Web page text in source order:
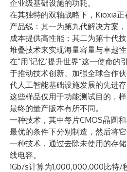
企业级基础设施的功耗。
在其独特的双轴战略下，Kioxia
产品线：其一为第九代解决方案
成本提供高性能；其二为第十代
堆叠技术来实现海量容量与卓越性
在“用‘记忆’提升世界”这一使命的
于推动技术创新、加强全球合作
代人工智能基础设施发展的先进存
这些样品仅用于功能测试目的，
最终的量产版本有所不同。
一种技术，其中每片CMOS晶圆
最优的条件下分别制造，然后将它
一种技术，通过去除未使用的存
线电容。
1Gb/s计算为1,000,000,000比特/